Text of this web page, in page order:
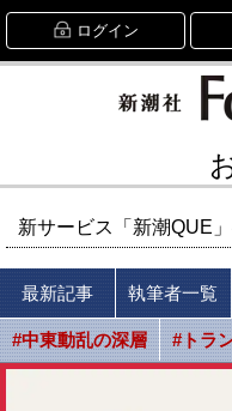
ログイン
新サービス「新潮QUE
最新記事 執筆者一覧
#中東動乱の深層 #トラ